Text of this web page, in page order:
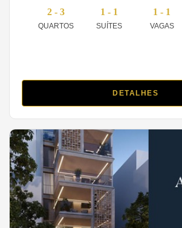
2 - 3
QUARTOS
1 - 1
SUÍTES
1 - 1
VAGAS
DETALHES